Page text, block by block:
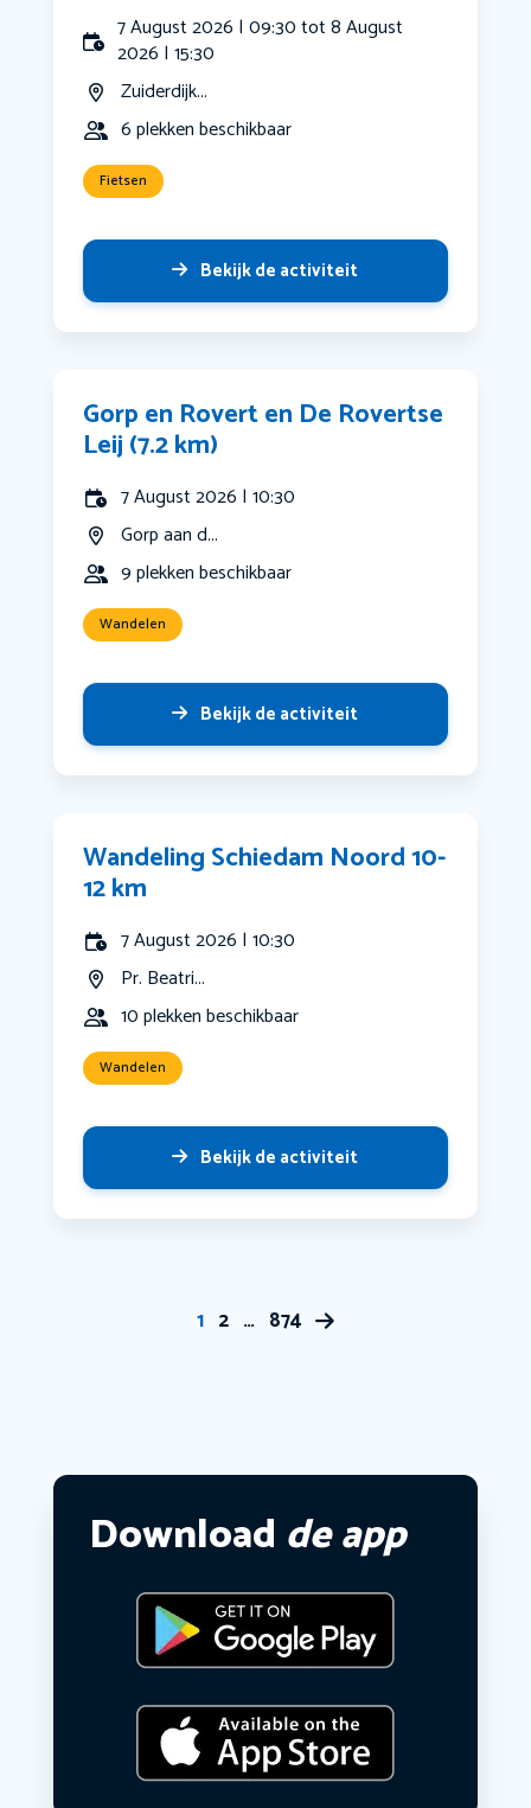
7 August 2026 | 09:30 tot 8 August
2026 | 15:30
Zuiderdijk...
6 plekken beschikbaar
Fietsen
Bekijk de activiteit
Gorp en Rovert en De Rovertse
Leij (7.2 km)
7 August 2026 | 10:30
Gorp aan d...
9 plekken beschikbaar
Wandelen
Bekijk de activiteit
Wandeling Schiedam Noord 10-
12 km
7 August 2026 | 10:30
Pr. Beatri...
10 plekken beschikbaar
Wandelen
Bekijk de activiteit
1 2 … 874
Download de app